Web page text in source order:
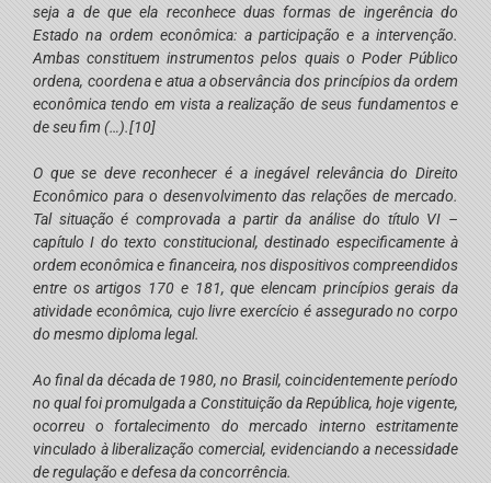
seja a de que ela reconhece duas formas de ingerência do
Estado na ordem econômica: a participação e a intervenção.
Ambas constituem instrumentos pelos quais o Poder Público
ordena, coordena e atua a observância dos princípios da ordem
econômica tendo em vista a realização de seus fundamentos e
de seu fim (…).[10]
O que se deve reconhecer é a inegável relevância do Direito
Econômico para o desenvolvimento das relações de mercado.
Tal situação é comprovada a partir da análise do título VI –
capítulo I do texto constitucional, destinado especificamente à
ordem econômica e financeira, nos dispositivos compreendidos
entre os artigos 170 e 181, que elencam princípios gerais da
atividade econômica, cujo livre exercício é assegurado no corpo
do mesmo diploma legal.
Ao final da década de 1980, no Brasil, coincidentemente período
no qual foi promulgada a Constituição da República, hoje vigente,
ocorreu o fortalecimento do mercado interno estritamente
vinculado à liberalização comercial, evidenciando a necessidade
de regulação e defesa da concorrência.